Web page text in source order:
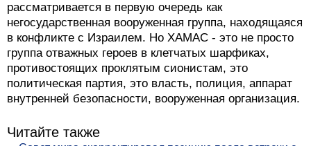
рассматривается в первую очередь как
негосударственная вооруженная группа, находящаяся
в конфликте с Израилем. Но ХАМАС - это не просто
группа отважных героев в клетчатых шарфиках,
противостоящих проклятым сионистам, это
политическая партия, это власть, полиция, аппарат
внутренней безопасности, вооруженная организация.
Читайте также